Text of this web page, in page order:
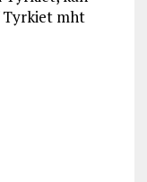
Tyrkiet mht